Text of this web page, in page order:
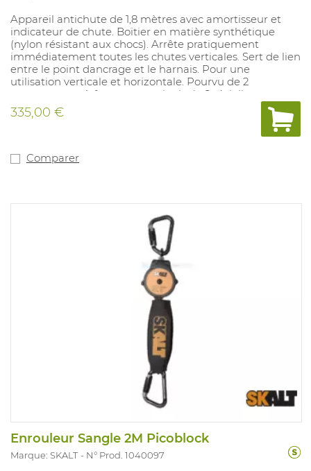
Appareil antichute de 1,8 mètres avec amortisseur et
indicateur de chute. Boïtier en matière synthétique
(nylon résistant aux chocs). Arrête pratiquement
immédiatement toutes les chutes verticales. Sert de lien
entre le point dancrage et le harnais. Pour une
utilisation verticale et horizontale. Pourvu de 2
mousquetons à fermeture twist-lock. Spéciallement
conçu pour travailler dans des nacelles élévatrices.
Bords tranchants testé. Convient pour : les applications
industrielles générales. Poids : 1,02kg. Conforme aux
335,00 €
Comparer
Enrouleur Sangle 2M Picoblock
Marque: SKALT N° Prod. 1040097